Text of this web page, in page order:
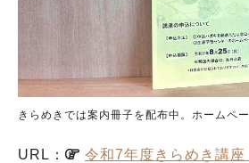
きらめきでは案内冊子を配布中。ホームペ
URL： 令和7年度きらめき講座